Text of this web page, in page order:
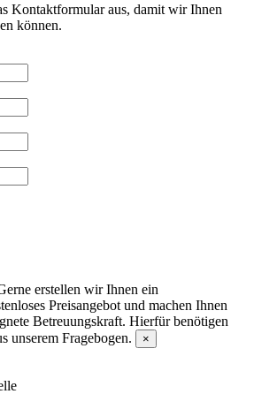
Kontaktformular aus, damit wir Ihnen
können.
erstellen wir Ihnen ein
Preisangebot und machen Ihnen
Betreuungskraft. Hierfür benötigen
unserem Fragebogen.
×